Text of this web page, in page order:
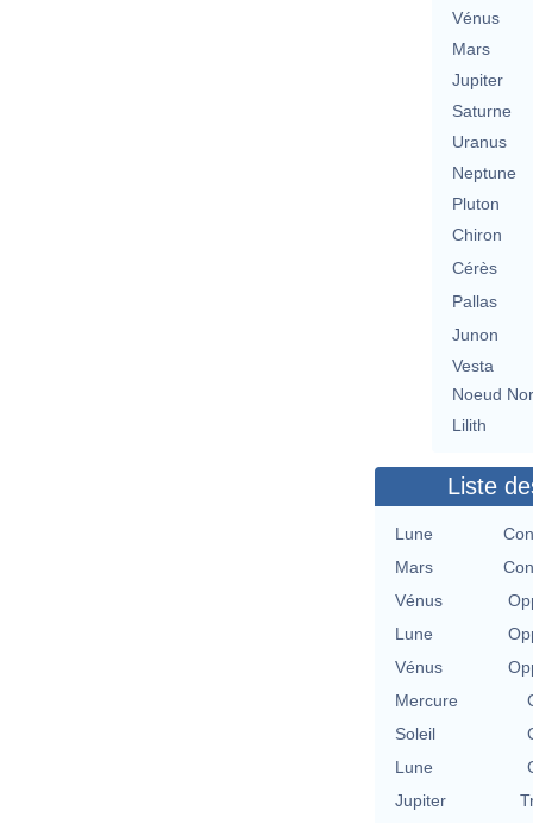
Vénus
Mars
Jupiter
Saturne
Uranus
Neptune
Pluton
Chiron
Cérès
Pallas
Junon
Vesta
Noeud
Lilith
Liste
Lune
Mars
Vénus
Lune
Vénus
Mercure
Soleil
Lune
Jupiter